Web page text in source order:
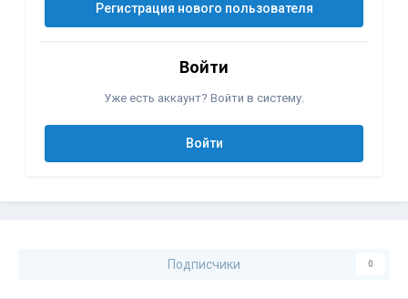
Регистрация нового пользователя
Войти
Уже есть аккаунт? Войти в систему.
Войти
Подписчики 0